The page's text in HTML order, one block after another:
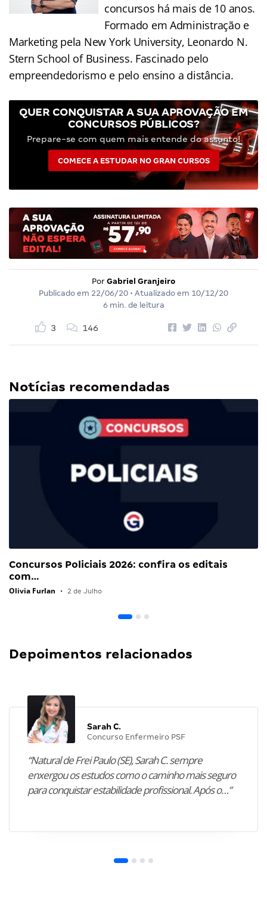
concursos há mais de 10 anos.
Formado em Administração e
Marketing pela New York University, Leonardo N.
Stern School of Business. Fascinado pelo
empreendedorismo e pelo ensino a distância.
QUER CONQUISTAR A SUA APROVAÇÃO EM
CONCURSOS PÚBLICOS?
Prepare-se com quem mais entende do assunto!
COMECE A ESTUDAR NO GRAN CURSOS
Por Gabriel Granjeiro
Publicado em 22/06/20 • Atualizado em 10/12/20
6 min. de leitura
3 146
Notícias recomendadas
Concursos Policiais 2026: confira os editais
com…
Olivia Furlan • 2 de Julho
Depoimentos relacionados
Sarah C.
Concurso Enfermeiro PSF
“Natural de Frei Paulo (SE), Sarah C. sempre
enxergou os estudos como o caminho mais seguro
para conquistar estabilidade profissional. Após o…”